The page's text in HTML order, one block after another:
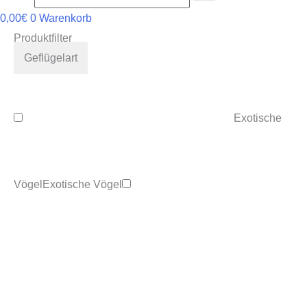
0,00€ 0 Warenkorb
Produktfilter
Geflügelart
Exotische
Vögel Exotische Vögel